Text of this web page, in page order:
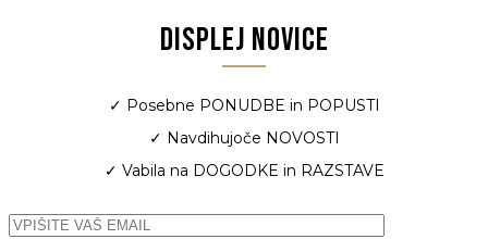
DISPLEJ NOVICE
✓ Posebne PONUDBE in POPUSTI
✓ Navdihujoče NOVOSTI
✓ Vabila na DOGODKE in RAZSTAVE